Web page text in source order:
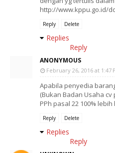
http://www.kppu.go.id/
Reply Delete
Replies
Reply
ANONYMOUS
February 26, 2016 at 1:47
Apabila penyedia
(Bukan Badan Usaha
PPh pasal 22 100%
Reply Delete
Replies
Reply